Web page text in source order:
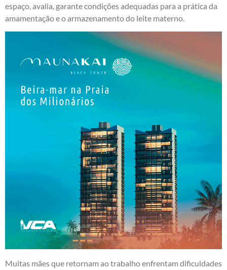
espaço, avalia, garante condições adequadas para a prática da
amamentação e o armazenamento do leite materno.
Muitas mães que retornam ao trabalho enfrentam dificuldades